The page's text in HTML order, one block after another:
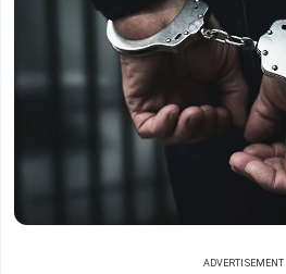
ADVERTISEMENT